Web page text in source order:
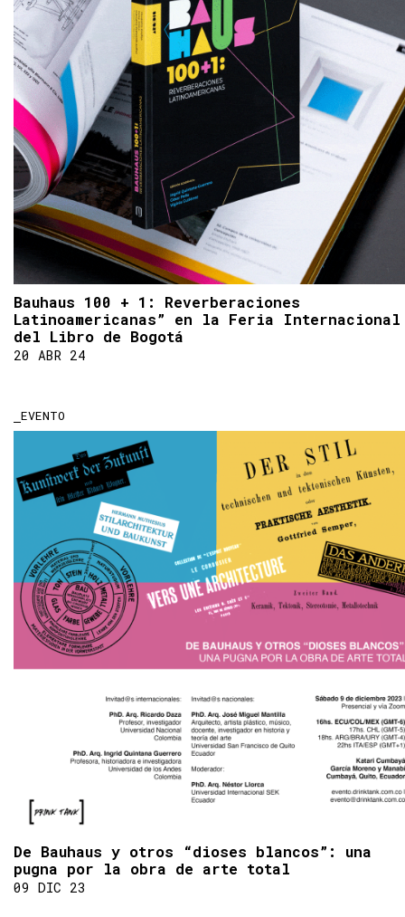
Bauhaus 100 + 1: Reverberaciones
Latinoamericanas” en la Feria Internacional
del Libro de Bogotá
20 ABR 24
EVENTO
De Bauhaus y otros “dioses blancos”: una
pugna por la obra de arte total
09 DIC 23